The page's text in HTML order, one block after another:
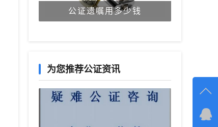
公证遗嘱用多少钱
为您推荐公证资讯
在线